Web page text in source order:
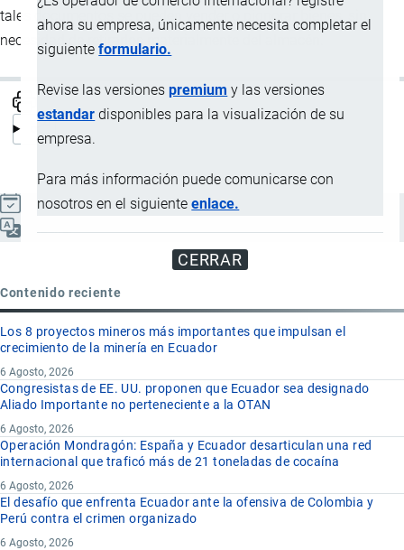
ahora su empresa, únicamente necesita completar el
siguienteformulario.
Revise las versionespremium y las versiones
estandar disponibles para la visualización de su
empresa.
Para más información puede comunicarse con
nosotros en el siguienteenlace.
CERRAR
tales documentos se pueden vender o pignorar bienes, sin
necesidad de retirarlos materialmente del almacén.
Actualizado el 8 Septiembre, 2024
Contenido reciente
Los 8 proyectos mineros más importantes que impulsan el
crecimiento de la minería en Ecuador
6 Agosto, 2026
Congresistas de EE. UU. proponen que Ecuador sea designado
Aliado Importante no perteneciente a la OTAN
6 Agosto, 2026
Operación Mondragón: España y Ecuador desarticulan una red
internacional que traficó más de 21 toneladas de cocaína
6 Agosto, 2026
El desafío que enfrenta Ecuador ante la ofensiva de Colombia y
Perú contra el crimen organizado
6 Agosto, 2026